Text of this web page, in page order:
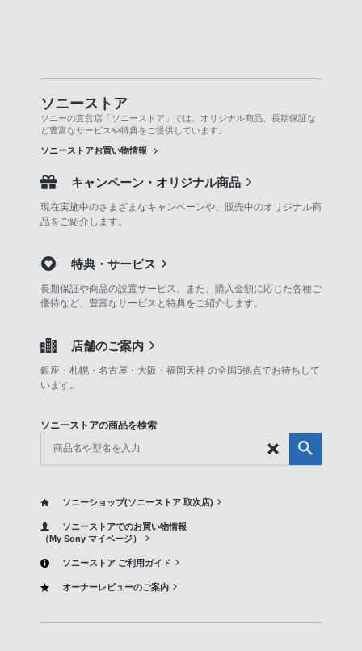
ソニーストア
ソニーの直営店「ソニーストア」では、オリジナル商品、長期保証な
ど豊富なサービスや特典をご提供しています。
ソニーストアお買い物情報
キャンペーン・オリジナル商品
現在実施中のさまざまなキャンペーンや、販売中のオリジナル商
品をご紹介します。
特典・サービス
長期保証や商品の設置サービス、また、購入金額に応じた各種ご
優待など、豊富なサービスと特典をご紹介します。
店舗のご案内
銀座・札幌・名古屋・大阪・福岡天神 の全国5拠点でお待ちして
います。
ソニーストアの商品を検索
ソニーショップ(ソニーストア 取次店)
ソニーストアでのお買い物情報
（My Sony マイページ）
ソニーストア ご利用ガイド
オーナーレビューのご案内